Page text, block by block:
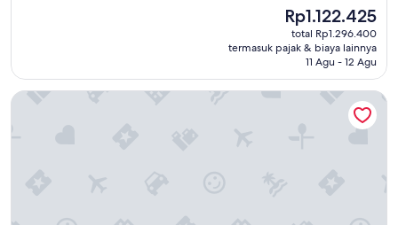
良
Harga
sekarang
Rp1.122.425
Rp1.122.425
total Rp1.296.400
termasuk pajak & biaya lainnya
11 Agu - 12 Agu
Regent Taipei